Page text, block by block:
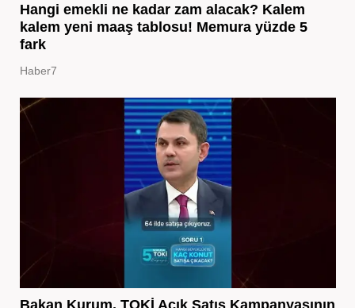
Hangi emekli ne kadar zam alacak? Kalem
kalem yeni maaş tablosu! Memura yüzde 5
fark
Haber7
Bakan Kurum, TOKİ Açık Satış Kampanyasının